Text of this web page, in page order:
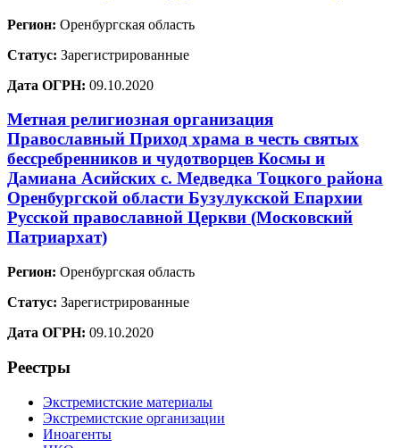
Регион: Оренбургская область
Статус: Зарегистрированные
Дата ОГРН: 09.10.2020
Метная религиозная организация
Православный Приход храма в честь святых
бессребренников и чудотворцев Космы и
Дамиана Асийских с. Медведка Тоцкого района
Оренбургской области Бузулукской Епархии
Русской православной Церкви (Московский
Патриархат)
Регион: Оренбургская область
Статус: Зарегистрированные
Дата ОГРН: 09.10.2020
Реестры
Экстремистские материалы
Экстремистские организации
Иноагенты